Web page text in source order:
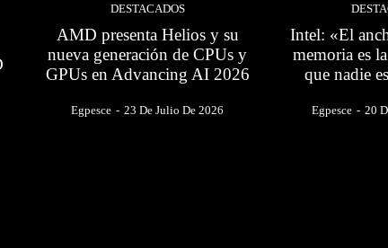
DESTACADOS
AMD presenta Helios y su
nueva generación de CPUs y
GPUs en Advancing AI 2026
Egpesce - 23 De Julio De 2026
Intel: «El
memoria es
que nadie
Egpesce - 20